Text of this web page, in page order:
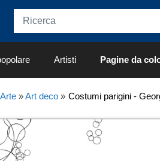
Artisti Pagine da
Arte»Art deco» Costumi parigini -